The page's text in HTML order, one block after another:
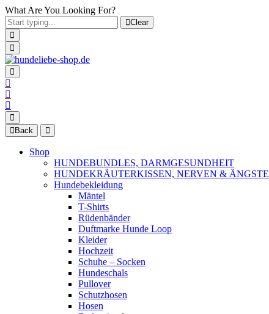
What Are You Looking For?
Clear
Back
Shop
HUNDEBUNDLES, DARMGESUNDHEIT
HUNDEKRÄUTERKISSEN, NERVEN & ÄNGSTE
Hundebekleidung
Mäntel
T-Shirts
Rüdenbänder
Duftmarke Hunde Loop
Kleider
Hochzeit
Schuhe – Socken
Hundeschals
Pullover
Schutzhosen
Hosen